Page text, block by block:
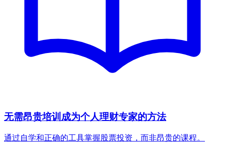
无需昂贵培训成为个人理财专家的方法
通过自学和正确的工具掌握股票投资，而非昂贵的课程。